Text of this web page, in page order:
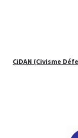
CiDAN (Civisme